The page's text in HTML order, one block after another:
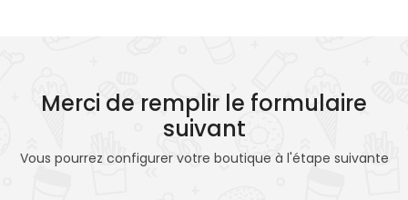
Merci de remplir le formulaire
suivant
Vous pourrez configurer votre boutique à l'étape suivante